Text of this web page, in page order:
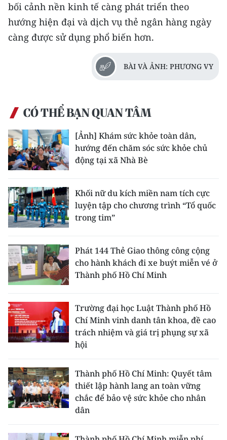
bối cảnh nền kinh tế càng phát triển theo
hướng hiện đại và dịch vụ thẻ ngân hàng ngày
càng được sử dụng phổ biến hơn.
BÀI VÀ ẢNH: PHƯƠNG VY
CÓ THỂ BẠN QUAN TÂM
[Ảnh] Khám sức khỏe toàn dân,
hướng đến chăm sóc sức khỏe chủ
động tại xã Nhà Bè
Khối nữ du kích miền nam tích cực
luyện tập cho chương trình “Tổ quốc
trong tim”
Phát 144 Thẻ Giao thông công cộng
cho hành khách đi xe buýt miễn vé ở
Thành phố Hồ Chí Minh
Trường đại học Luật Thành phố Hồ
Chí Minh vinh danh tân khoa, đề cao
trách nhiệm và giá trị phụng sự xã
hội
Thành phố Hồ Chí Minh: Quyết tâm
thiết lập hành lang an toàn vững
chắc để bảo vệ sức khỏe cho nhân
dân